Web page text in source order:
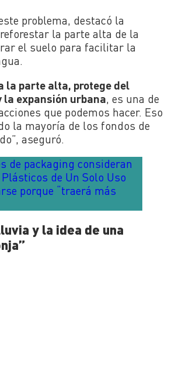
problema, destacó la
la parte alta de la
el suelo para facilitar la
la parte alta, protege del
la expansión urbana, es una de
que podemos hacer. Eso
la mayoría de los fondos de
aseguró.
de packaging consideran
de Un Solo Uso
porque “traerá más
y la idea de una